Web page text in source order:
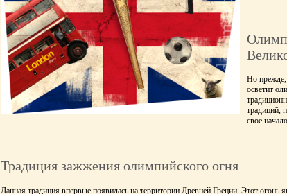
Но прежде,
осветит
традиций,
свое
Традиция зажжения олимпийского огня
Данная традиция впервые появилась на территории Древней Греции. Этот